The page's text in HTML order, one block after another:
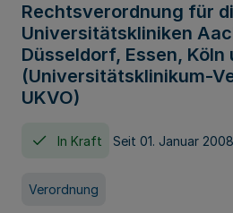
Rechtsverordnung für
Universitätskliniken
Düsseldorf, Essen, Köln
(Universitätsklinikum-
UKVO)
In Kraft Seit 01. Januar 2008
Verordnung